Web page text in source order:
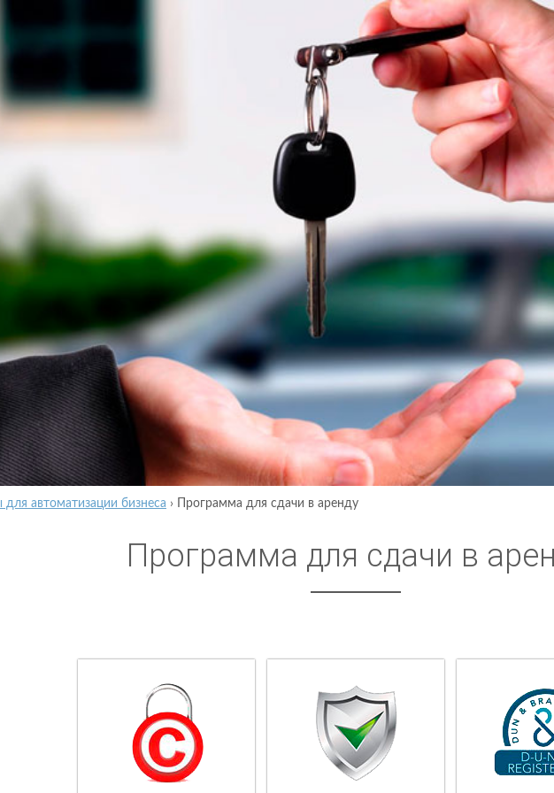
для автоматизации бизнеса › Программа для сдачи в аренду
Программа для сдачи в